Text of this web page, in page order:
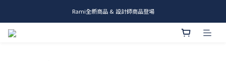
me.ie & A-Y2 新發售
Rami全新商品 & 設計師商品登場